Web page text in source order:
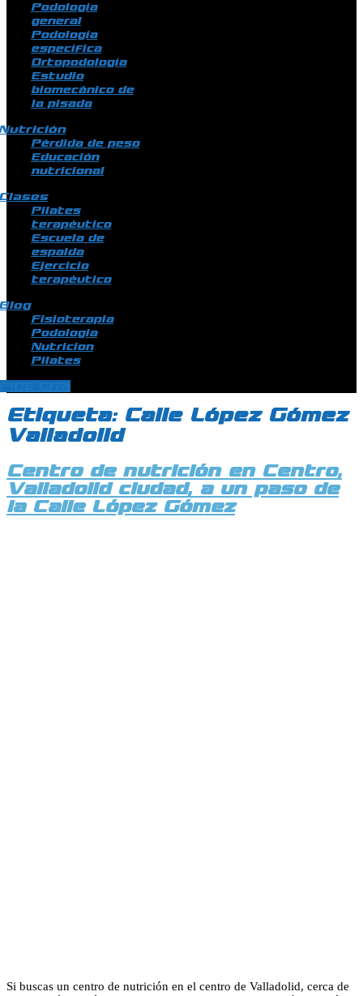
Podología
general
Podología
específica
Ortopodología
Estudio
biomecánico de
la pisada
Pérdida de peso
Educación
nutricional
Pilates
terapéutico
Escuela de
espalda
Ejercicio
terapéutico
Fisioterapia
Podologia
Nutricion
Pilates
Etiqueta: Calle López Gómez
Valladolid
Centro de nutrición en Centro,
Valladolid ciudad, a un paso de
la Calle López Gómez
Si buscas un centro de nutrición en el centro de Valladolid, cerca de